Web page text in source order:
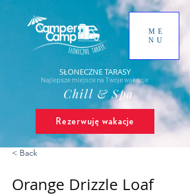
SŁONECZNE TARASY
Najlepsze miejsce na Twoje wakacje
ME
NU
Chill & Spa
Rezerwuję wakacje
< Back
Orange Drizzle Loaf